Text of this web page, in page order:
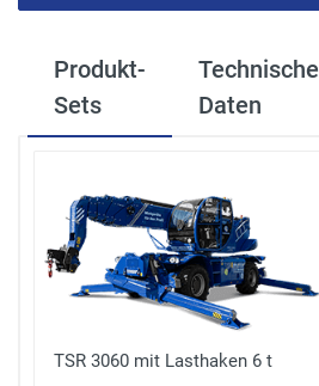
Produkt-
Sets
Technische
Daten
TSR 3060 mit Lasthaken 6 t